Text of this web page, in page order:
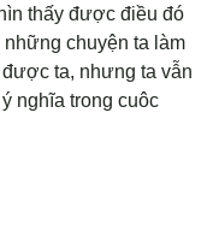
thấy được điều đó
chuyện ta làm
ta, nhưng ta vẫn
nghĩa trong cuôc